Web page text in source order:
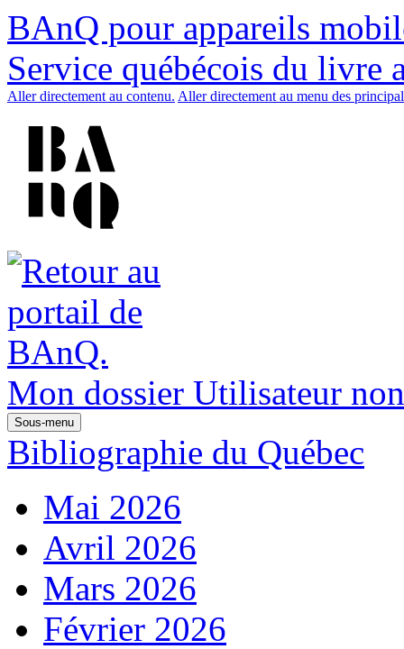
BAnQ pour appareils
Service québécois du livre
Aller directement au contenu. Aller directement au menu des
Mon dossier Utilisateur
Sous-menu
Bibliographie du Québec
Mai 2026
Avril 2026
Mars 2026
Février 2026